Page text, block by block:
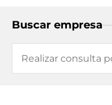
Buscar empresa